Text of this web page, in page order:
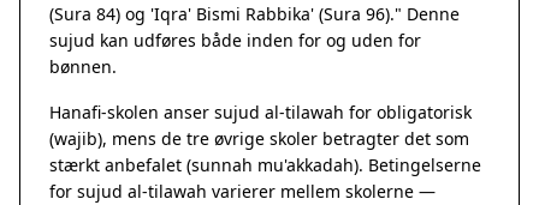
(Sura 84) og 'Iqra' Bismi Rabbika' (Sura 96)." Denne
sujud kan udføres både inden for og uden for
bønnen.
Hanafi-skolen anser sujud al-tilawah for obligatorisk
(wajib), mens de tre øvrige skoler betragter det som
stærkt anbefalet (sunnah mu'akkadah). Betingelserne
for sujud al-tilawah varierer mellem skolerne —